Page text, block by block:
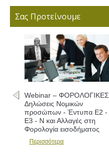
Σας Προτείνουμε
Webinar – ΦΟΡΟΛΟΓΙΚΕΣ
Δηλώσεις Νομικών
προσώπων - Έντυπα Ε2 -
Ε3 - Ν και Αλλαγές στη
Φορολογία εισοδήματος
Περισσότερα